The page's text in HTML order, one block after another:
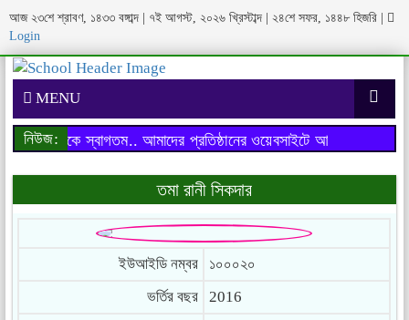
আজ ২৩শে শ্রাবণ, ১৪৩৩ বঙ্গাব্দ | ৭ই আগস্ট, ২০২৬ খ্রিস্টাব্দ | ২৪শে সফর, ১৪৪৮ হিজরি
Login
MENU
নিউজ: আমাদের প্রতিষ্ঠানের ওয়েবসাইটে আপনাকে স্বাগতম..
আপনাকে স্বাগতম..
তমা রানী সিকদার
ইউআইডি নম্বর
১০০০২০
ভর্তির বছর
2016